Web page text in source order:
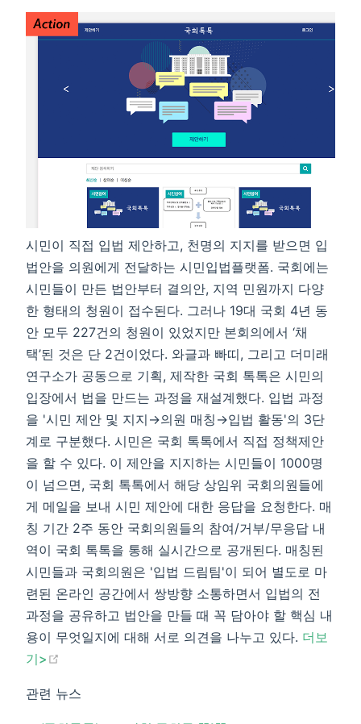
시민이 직접 입법 제안하고, 천명의 지지를 받으면 입
법안을 의원에게 전달하는 시민입법플랫폼. 국회에는
시민들이 만든 법안부터 결의안, 지역 민원까지 다양
한 형태의 청원이 접수된다. 그러나 19대 국회 4년 동
안 모두 227건의 청원이 있었지만 본회의에서 ‘채
택’된 것은 단 2건이었다. 와글과 빠띠, 그리고 더미래
연구소가 공동으로 기획, 제작한 국회 톡톡은 시민의
입장에서 법을 만드는 과정을 재설계했다. 입법 과정
을 '시민 제안 및 지지→의원 매칭→입법 활동'의 3단
계로 구분했다. 시민은 국회 톡톡에서 직접 정책제안
을 할 수 있다. 이 제안을 지지하는 시민들이 1000명
이 넘으면, 국회 톡톡에서 해당 상임위 국회의원들에
게 메일을 보내 시민 제안에 대한 응답을 요청한다. 매
칭 기간 2주 동안 국회의원들의 참여/거부/무응답 내
역이 국회 톡톡을 통해 실시간으로 공개된다. 매칭된
시민들과 국회의원은 '입법 드림팀'이 되어 별도로 마
련된 온라인 공간에서 쌍방향 소통하면서 입법의 전
과정을 공유하고 법안을 만들 때 꼭 담아야 할 핵심 내
용이 무엇일지에 대해 서로 의견을 나누고 있다. 더보
기>​
관련 뉴스